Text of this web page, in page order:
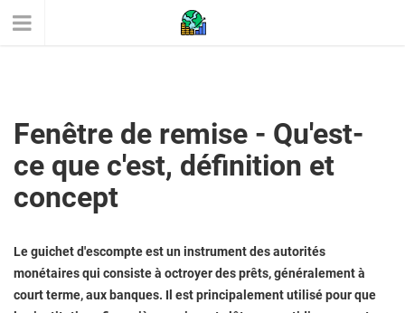
Fenêtre de remise - Qu'est-
ce que c'est, définition et
concept
Le guichet d'escompte est un instrument des autorités
monétaires qui consiste à octroyer des prêts, généralement à
court terme, aux banques. Il est principalement utilisé pour que